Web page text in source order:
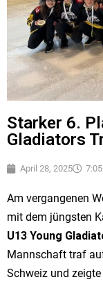
Starker 6.
Gladiators
April 28, 2025
Am vergangenen
mit dem jüngsten
U13 Young
Mannschaft traf
Schweiz und